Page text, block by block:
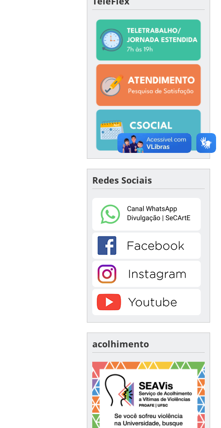
Redes Sociais
acolhimento